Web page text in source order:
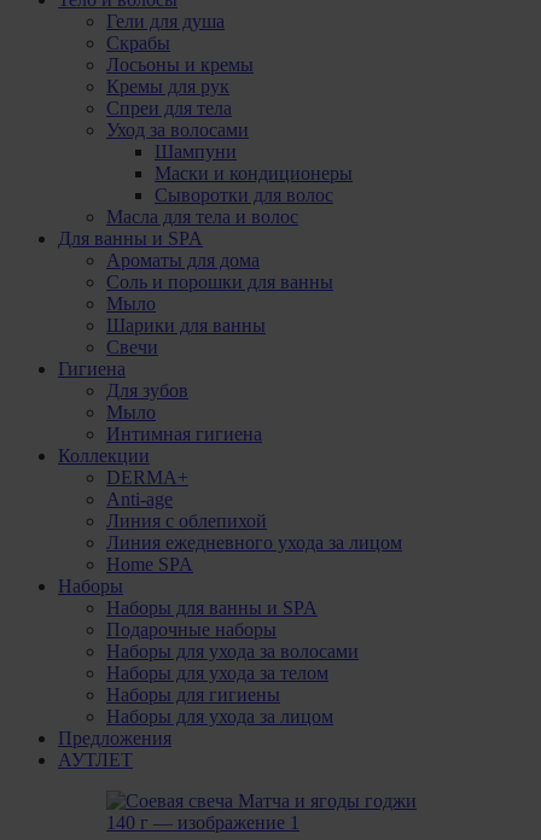
Гели для душа
Скрабы
Лосьоны и кремы
Кремы для рук
Спреи для тела
Уход за волосами
Шампуни
Маски и кондиционеры
Сыворотки для волос
Масла для тела и волос
Для ванны и SPA
Ароматы для дома
Соль и порошки для ванны
Мыло
Шарики для ванны
Свечи
Гигиена
Для зубов
Мыло
Интимная гигиена
Коллекции
DERMA+
Anti-age
Линия с облепихой
Линия ежедневного ухода за лицом
Home SPA
Наборы
Наборы для ванны и SPA
Подарочные наборы
Наборы для ухода за волосами
Наборы для ухода за телом
Наборы для гигиены
Наборы для ухода за лицом
Предложения
АУТЛЕТ